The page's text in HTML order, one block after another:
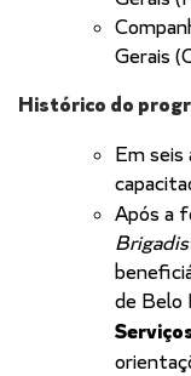
Gerais
Histórico do
Em seis
Após a
de Belo